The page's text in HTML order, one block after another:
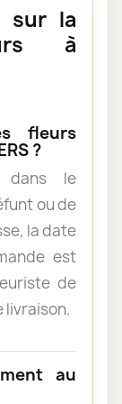
sur la
à
fleurs
?
dans le
ou de
la date
est
de
livraison.
au